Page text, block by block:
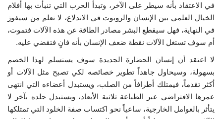
في الاعتقاد بأنه سيطر على الآخر، وتبدأ الحرب التي تنبأت بها أفلام
الخيال العلمي بين الإنسان والروبوت في الاندلاع، لا نعلم من سيفوز
في النهاية، فهل سيقطع البشر مصادر الطاقة عن هذه الآلات فتموت،
أم سوف تستغل الآلات نقطة ضعف الإنسان بأنه فانٍ فتقضي عليه.
لا اعتقد أن إنسان الحضارة الجديدة سوف يستسلم لهذا الخصم
بسهولة، وسيحاول جاهداً تطوير خصائصه لكي تصبح مثل الآلات أو
أكثر تقدماً، فيمتلك أطرافاً من الصلب، ويستبدل أعضاءه التي انتهى
عمرها الافتراضي عبر الطباعة ثلاثية الأبعاد، ويستبدل جلده بآخر لا
يتأثر بالعوامل الخارجية، ساعياً نحو اكتساب صفة الخلود التي تمتلكها